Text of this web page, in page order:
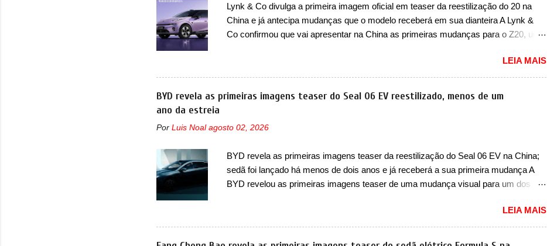
nas vendas em 1994 foram o Renault R19 que vinha em 3 versões de carroceria,
sendo duas do hatch e o sedan, a famosa Kia Besta, o Vol...
Lynk & Co divulga a primeira imagem oficial em teaser da reestilização do 20 na
China e já antecipa mudanças que o modelo receberá em sua dianteira A Lynk &
Co confirmou que vai apresentar na China as primeiras mudanças para o Z20, um
em 2024. Agora, o modelo passará por sua primeira mudança visual e também
mudará de nome. Vendido na Europa como 02 e Z20 na China, o elétrico passará a
ser vendido na China apenas como ‘20’. Junto das mudanças visuais, a marca
confirmou que ele pode ser um dos primeiros produtos da empresa a usar um novo
uma melhoria de eficiência térmica e integra 12 elementos de hardware. Entre eles,
HBMS, LBMS, VCU, TMS, controle ativo de pré-carga e gateway de domínio de
energia. Há mais quatro recursos de software como gerenciamento...
LEIA MAIS
BYD revela as primeiras imagens teaser do Seal 06 EV reestilizado, menos de um
ano da estreia
Por Luis Noal agosto 02, 2026
BYD revela as primeiras imagens teaser da reestilização do Seal 06 EV na China;
sedã foi lançado há menos de dois anos e já receberá a sua primeira mudança A
BYD revelou as primeiras imagens teaser de uma mudança visual para um dos
Seal 06 EV, lançado no segundo semestre de 2025. Sim, há menos de um ano. O
modelo agora passará a ser vendido com mudanças visuais na dianteira e na
traseira, que vão atualizá-los para a identidade visual mais moderna da marca, mas
LEIA MAIS